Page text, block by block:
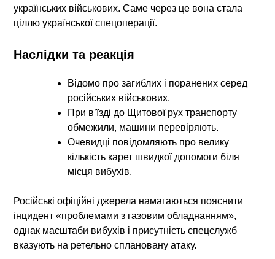
українських військових. Саме через це вона стала
ціллю української спецоперації.
Наслідки та реакція
Відомо про загиблих і поранених серед
російських військових.
При в’їзді до Щитової рух транспорту
обмежили, машини перевіряють.
Очевидці повідомляють про велику
кількість карет швидкої допомоги біля
місця вибухів.
Російські офіційні джерела намагаються пояснити
інцидент «проблемами з газовим обладнанням»,
однак масштаби вибухів і присутність спецслужб
вказують на ретельно сплановану атаку.